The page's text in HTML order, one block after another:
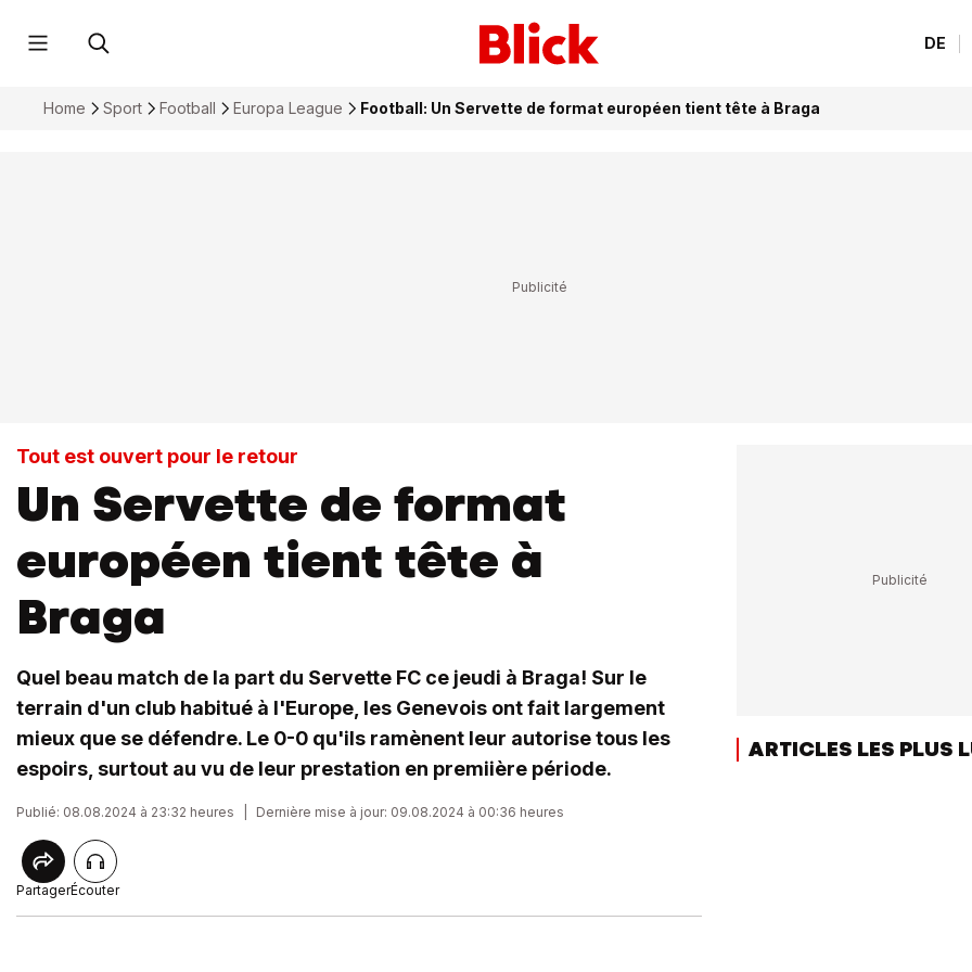
DE
Home Sport Football Europa League Football: Un Servette de format européen tient tête à Braga
Tout est ouvert pour le retour
Un Servette de format
européen tient tête à
Braga
Quel beau match de la part du Servette FC ce jeudi à Braga! Sur le
terrain d'un club habitué à l'Europe, les Genevois ont fait largement
mieux que se défendre. Le 0-0 qu'ils ramènent leur autorise tous les
espoirs, surtout au vu de leur prestation en premiière période.
Publié: 08.08.2024 à 23:32 heures Dernière mise à jour: 09.08.2024 à 00:36 heures
PartagerÉcouter
ARTICLES LES PLUS